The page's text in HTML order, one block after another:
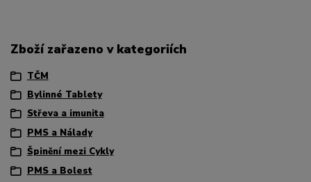
Zboží zařazeno v kategoriích
TČM
Bylinné Tablety
Střeva a imunita
PMS a Nálady
Špinění mezi Cykly
PMS a Bolest